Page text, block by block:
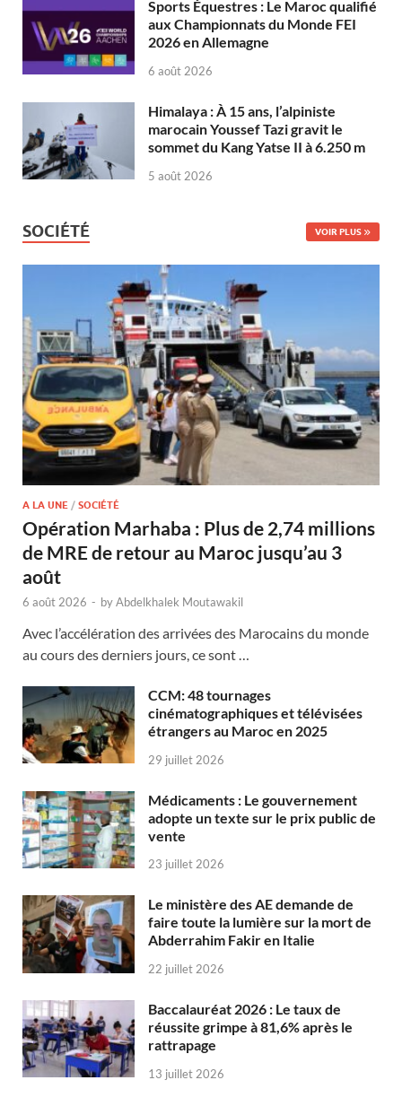
Sports Équestres : Le Maroc qualifié
aux Championnats du Monde FEI
2026 en Allemagne
6 août 2026
Himalaya : À 15 ans, l’alpiniste
marocain Youssef Tazi gravit le
sommet du Kang Yatse II à 6.250 m
5 août 2026
SOCIÉTÉ VOIR PLUS
A LA UNE / SOCIÉTÉ
Opération Marhaba : Plus de 2,74 millions
de MRE de retour au Maroc jusqu’au 3
août
6 août 2026 - byAbdelkhalek Moutawakil
Avec l’accélération des arrivées des Marocains du monde
au cours des derniers jours, ce sont …
CCM: 48 tournages
cinématographiques et télévisées
étrangers au Maroc en 2025
29 juillet 2026
Médicaments : Le gouvernement
adopte un texte sur le prix public de
vente
23 juillet 2026
Le ministère des AE demande de
faire toute la lumière sur la mort de
Abderrahim Fakir en Italie
22 juillet 2026
Baccalauréat 2026 : Le taux de
réussite grimpe à 81,6% après le
rattrapage
13 juillet 2026